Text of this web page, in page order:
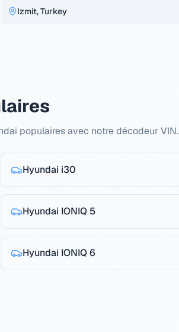
Izmit, Turkey
populaires avec notre décodeur VIN.
Hyundai i30
Hyundai IONIQ 5
Hyundai IONIQ 6